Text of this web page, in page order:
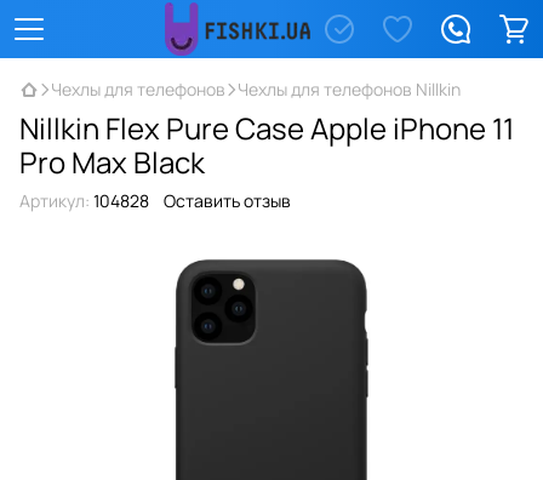
Чехлы для телефонов Чехлы для телефонов Nillkin
Nillkin Flex Pure Case Apple iPhone 11
Pro Max Black
Артикул: 104828 Оставить отзыв